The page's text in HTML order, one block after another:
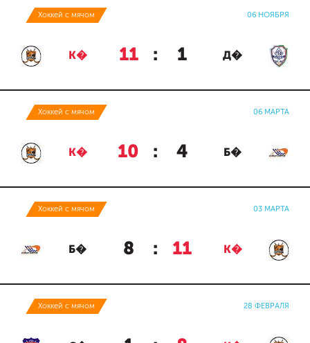
Хоккей с мячом 06 НОЯБРЯ
К� 11 : 1 Д�
Хоккей с мячом 06 МАРТА
К� 10 : 4 Б�
Хоккей с мячом 03 МАРТА
Б� 8 : 11 К�
Хоккей с мячом 28 ФЕВРАЛЯ